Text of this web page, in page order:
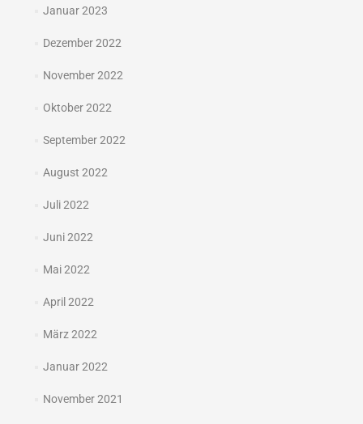
Januar 2023
Dezember 2022
November 2022
Oktober 2022
September 2022
August 2022
Juli 2022
Juni 2022
Mai 2022
April 2022
März 2022
Januar 2022
November 2021